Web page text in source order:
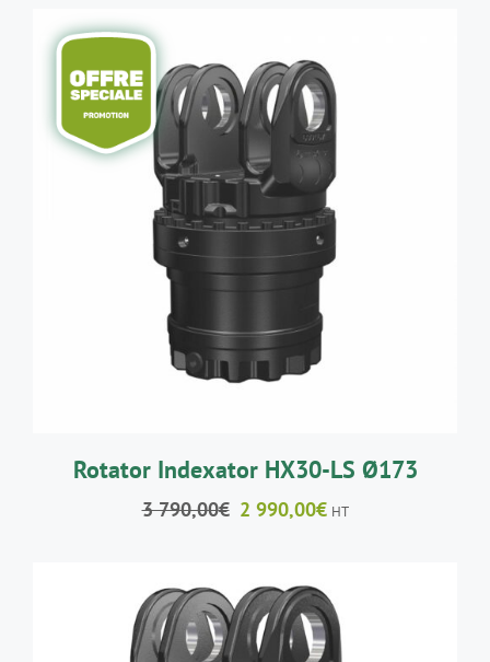
AJOUTER AU PANIER / DÉTAILS
Rotator Indexator HX30-LS Ø173
3 790,00€ Le
était :
3
790,00€.
2 990,00€Le
2
990,00€.
HT